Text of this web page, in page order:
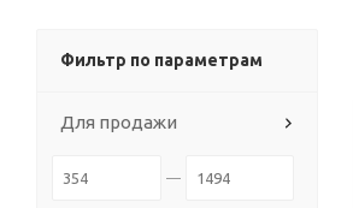
Фильтр по параметрам
Для продажи